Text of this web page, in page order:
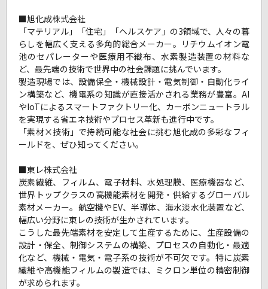
■旭化成株式会社
「マテリアル」「住宅」「ヘルスケア」の3領域で、人々の暮
らしを幅広く支える多角的総合メーカー。リチウムイオン電
池のセパレーターや医療用不織布、水素製造装置の材料な
ど、最先端の技術で世界中の社会課題に挑んでいます。
製造現場では、設備保全・機械設計・電気制御・自動化ライ
ン構築など、機電系の知識が直接活かされる業務が豊富。AI
やIoTによるスマートファクトリー化、カーボンニュートラル
を実現する省エネ技術やプロセス革新も進行中です。
「素材×技術」で持続可能な社会に挑む旭化成の多彩なフィ
ールドを、ぜひ知ってください。
■東レ株式会社
炭素繊維、フィルム、電子材料、水処理膜、医療機器など、
世界トップクラスの高機能素材を開発・供給するグローバル
素材メーカー。航空機やEV、半導体、海水淡水化装置など、
幅広い分野に東レの技術が生かされています。
こうした最先端素材を安定して生産するために、生産設備の
設計・保全、制御システムの構築、プロセスの自動化・最適
化など、機械・電気・電子系の技術が不可欠です。特に炭素
繊維や高機能フィルムの製造では、ミクロン単位の精密制御
が求められます。